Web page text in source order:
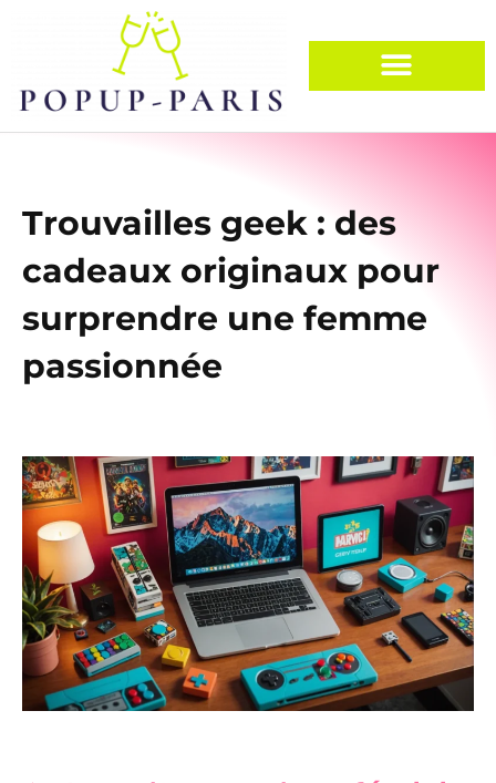
Trouvailles geek : des
cadeaux originaux pour
surprendre une femme
passionnée